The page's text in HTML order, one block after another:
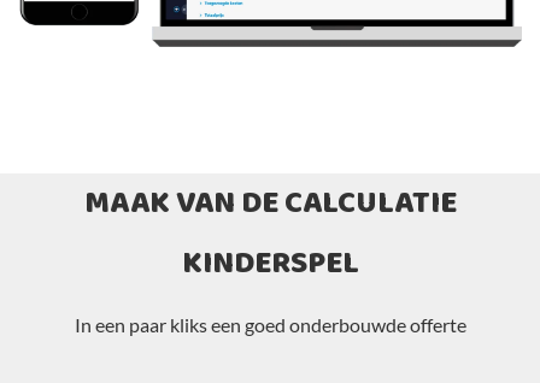
MAAK VAN DE CALCULATIE
KINDERSPEL
In een paar kliks een goed onderbouwde offerte